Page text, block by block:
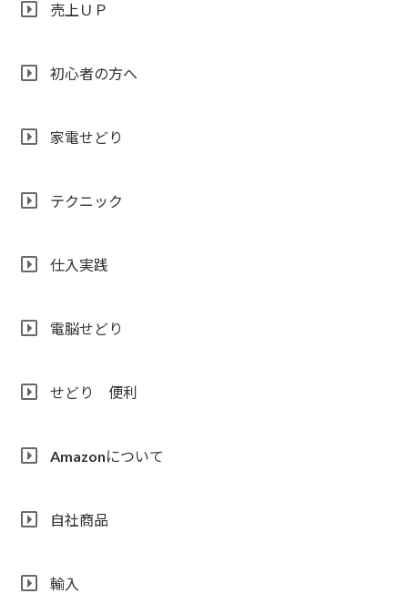
売上ＵＰ
初心者の方へ
家電せどり
テクニック
仕入実践
電脳せどり
せどり 便利
Amazonについて
自社商品
輸入